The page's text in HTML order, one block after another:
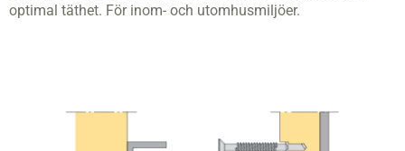
optimal täthet. För inom- och utomhusmiljöer.